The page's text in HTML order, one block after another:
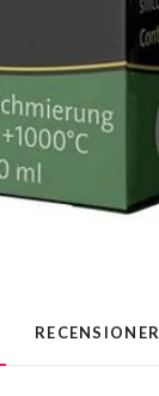
RECENSIONER